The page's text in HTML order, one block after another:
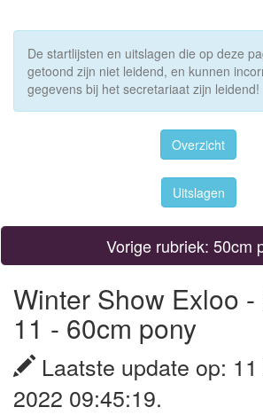
De startlijsten en uitslagen die op deze
getoond zijn niet leidend, en kunnen
gegevens bij het secretariaat zijn leidend!
Overzicht
Uitslagen
Vorige rubriek: 50cm
Winter Show Exloo
11 - 60cm pony
Laatste update op:
2022 09:45:19.